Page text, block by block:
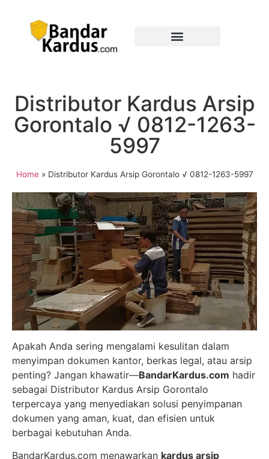
Distributor Kardus Arsip
Gorontalo √ 0812-1263-
5997
Home» Distributor Kardus Arsip Gorontalo √ 0812-1263-5997
Apakah Anda sering mengalami kesulitan dalam
menyimpan dokumen kantor, berkas legal, atau arsip
penting? Jangan khawatir—BandarKardus.com hadir
sebagai Distributor Kardus Arsip Gorontalo
terpercaya yang menyediakan solusi penyimpanan
dokumen yang aman, kuat, dan efisien untuk
berbagai kebutuhan Anda.
BandarKardus.com menawarkan kardus arsip